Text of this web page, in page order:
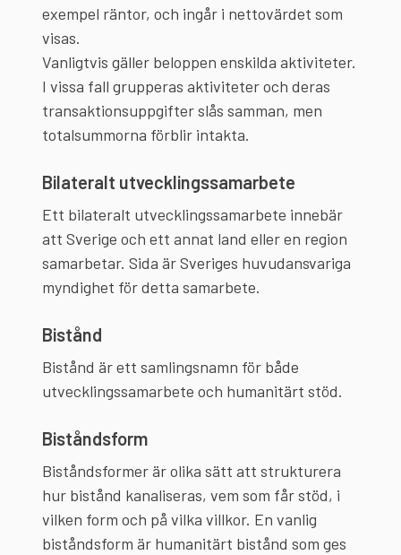
exempel räntor, och ingår i nettovärdet som
visas.
Vanligtvis gäller beloppen enskilda aktiviteter.
I vissa fall grupperas aktiviteter och deras
transaktionsuppgifter slås samman, men
totalsummorna förblir intakta.
Bilateralt utvecklingssamarbete
Ett bilateralt utvecklingssamarbete innebär
att Sverige och ett annat land eller en region
samarbetar. Sida är Sveriges huvudansvariga
myndighet för detta samarbete.
Bistånd
Bistånd är ett samlingsnamn för både
utvecklingssamarbete och humanitärt stöd.
Biståndsform
Biståndsformer är olika sätt att strukturera
hur bistånd kanaliseras, vem som får stöd, i
vilken form och på vilka villkor. En vanlig
biståndsform är humanitärt bistånd som ges